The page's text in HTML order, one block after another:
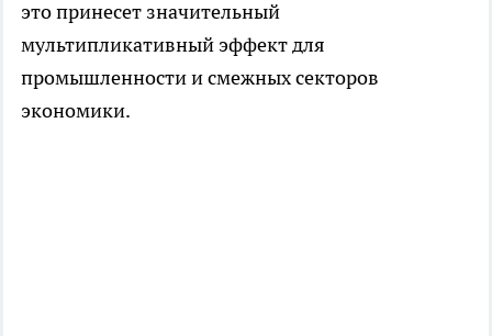
это принесет значительный
мультипликативный эффект для
промышленности и смежных секторов
экономики.